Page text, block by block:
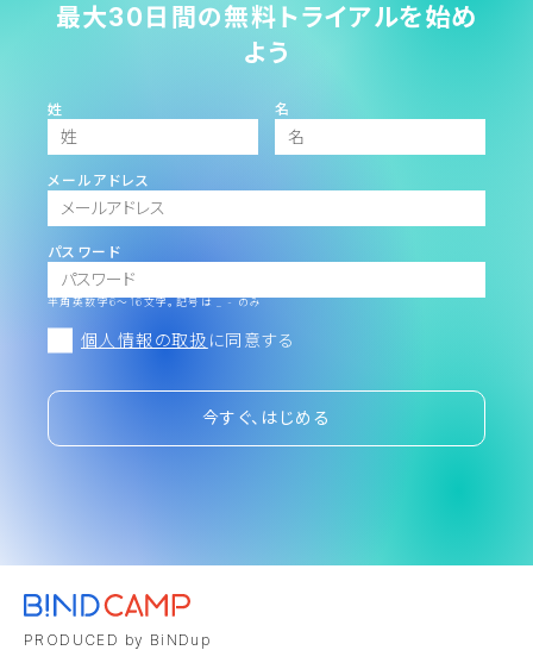
最大30日間の無料トライアルを始め
よう
姓 名
メールアドレス
パスワード
半角英数字6～16文字。記号は _ - のみ
個人情報の取扱 に同意する
今すぐ、はじめる
PRODUCED by BiNDup